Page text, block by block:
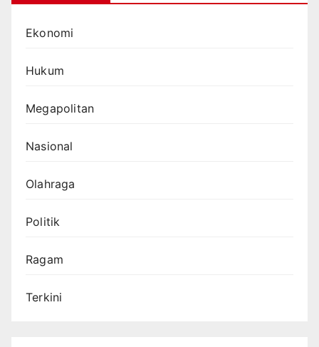
Ekonomi
Hukum
Megapolitan
Nasional
Olahraga
Politik
Ragam
Terkini